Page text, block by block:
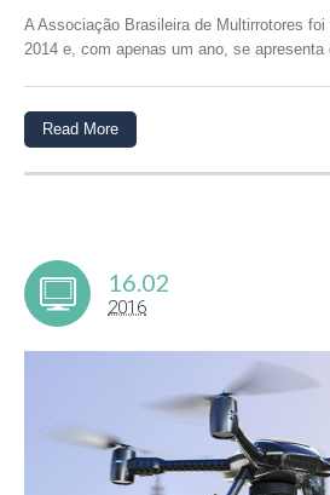
A Associação Brasileira de Multirrotores
2014 e, com apenas um ano, se apresenta
Read More
16.02
2016